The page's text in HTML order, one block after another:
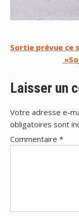
Navigation
l’article
Sortie prévue ce
Laisser un
Votre adresse e-
obligatoires sont
Commentaire *